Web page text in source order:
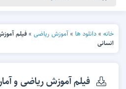
خانه » دانلود ها »آموزش ریاضی »
انسانی